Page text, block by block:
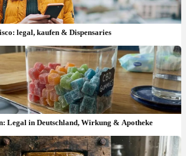
legal, kaufen & Dispensaries
Legal in Deutschland, Wirkung & Apotheke